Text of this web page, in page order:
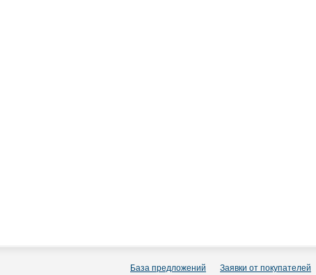
База предложений Заявки от покупателей